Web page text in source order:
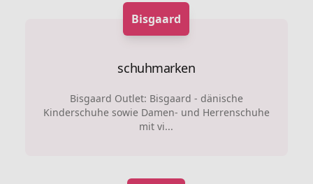
Bisgaard
schuhmarken
Bisgaard Outlet: Bisgaard - dänische
Kinderschuhe sowie Damen- und Herrenschuhe
mit vi...